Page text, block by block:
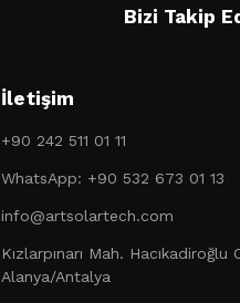
Bizi Takip
İletişim
+90 242 511 01 11
WhatsApp: +90 532 673 01 13
info@artsolartech.com
Kızlarpınarı Mah. Hacıkadiroğlu
Alanya/Antalya